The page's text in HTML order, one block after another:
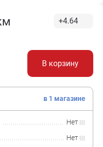
+4.64
В корзину
в 1 магазине
Нет
Нет